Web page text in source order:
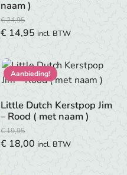
naam )
€24,95
Oorspronkelijke
was:
€ 24,95.
€ 14,95 Huidige
is:
€ 14,95.
incl. BTW
Aanbieding!
Little Dutch Kerstpop Jim
– Rood ( met naam )
€19,95
Oorspronkelijke
€ 18,00 Huidige
incl. BTW